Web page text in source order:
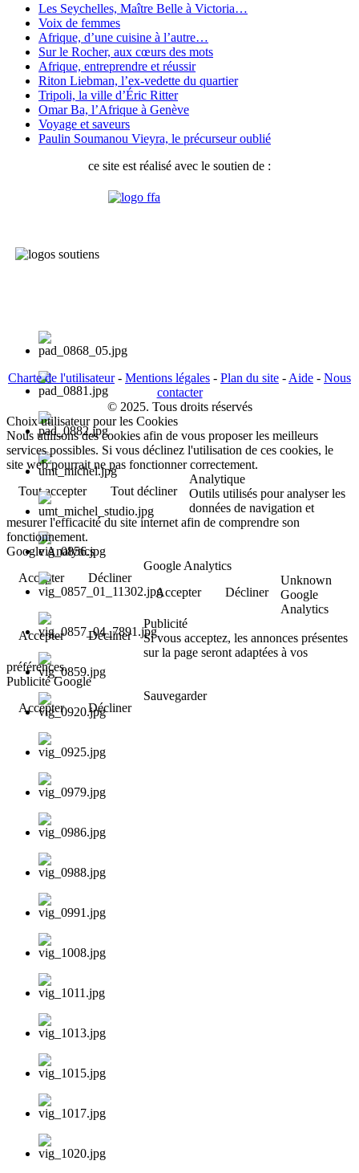
Les Seychelles, Maître Belle à Victoria…
Voix de femmes
Afrique, d’une cuisine à l’autre…
Sur le Rocher, aux cœurs des mots
Afrique, entreprendre et réussir
Riton Liebman, l’ex-vedette du quartier
Tripoli, la ville d’Éric Ritter
Omar Ba, l’Afrique à Genève
Voyage et saveurs
Paulin Soumanou Vieyra, le précurseur oublié
ce site est réalisé avec le soutien de :
Charte de l'utilisateur- Mentions légales - Plan du site - Aide - Nous
contacter
© 2025. Tous droits réservés
Choix utilisateur pour les Cookies
Nous utilisons des cookies afin de vous proposer les meilleurs
services possibles. Si vous déclinez l'utilisation de ces cookies, le
site web pourrait ne pas fonctionner correctement.
Tout accepter
Tout décliner
Analytique
Outils utilisés pour analyser les
données de navigation et
mesurer l'efficacité du site internet afin de comprendre son
fonctionnement.
Google Analytics
Accepter
Décliner
Google Analytics
Accepter
Décliner
Unknown
Google
Analytics
Accepter
Décliner
Publicité
Si vous acceptez, les annonces présentes
sur la page seront adaptées à vos
préférences.
Publicité Google
Accepter
Décliner
Sauvegarder